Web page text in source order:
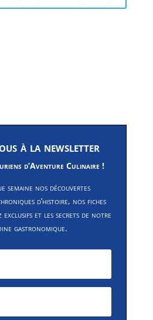
à la newsletter
d’Aventure Culinaire !
semaine nos découvertes
d’histoire, nos fiches
exclusifs et les secrets de notre
gastronomique.